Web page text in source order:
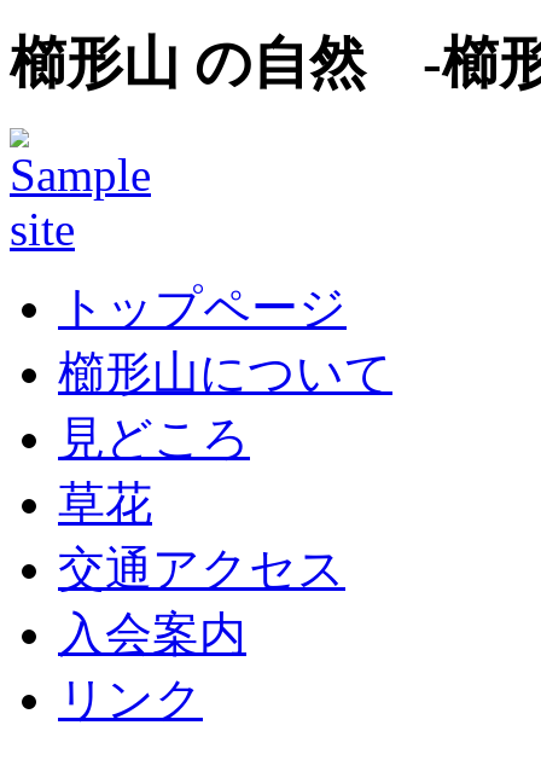
櫛形山 の自然 -櫛
トップページ
櫛形山について
見どころ
草花
交通アクセス
入会案内
リンク